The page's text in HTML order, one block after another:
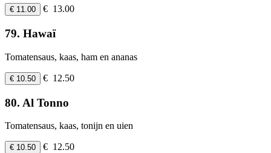
€ 11.00 € 13.00
79. Hawaï
Tomatensaus, kaas, ham en ananas
€ 10.50 € 12.50
80. Al Tonno
Tomatensaus, kaas, tonijn en uien
€ 10.50 € 12.50